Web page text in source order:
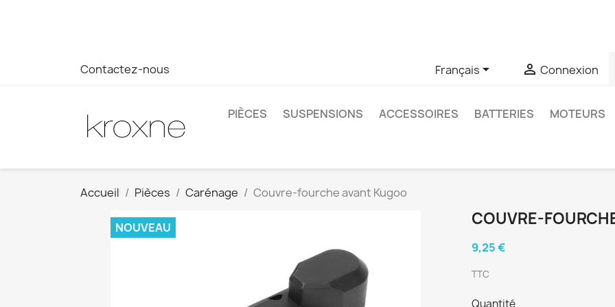
Contactez-nous Français  Connexion
PIÈCES SUSPENSIONS ACCESSOIRES BATTERIES MOTEURS
Accueil Pièces Carénage Couvre-fourche avant Kugoo
NOUVEAU COUVRE-
9,25 €
TTC
Quantité